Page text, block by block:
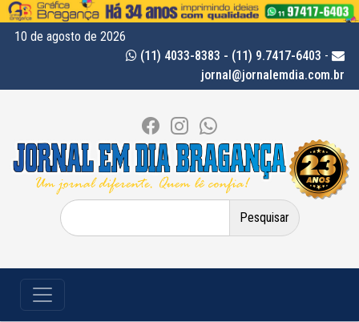
10 de agosto de 2026
(11) 4033-8383 - (11) 9.7417-6403 -
jornal@jornalemdia.com.br
Pesquisar
por: